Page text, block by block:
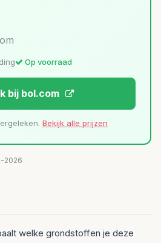
Op voorraad
bij bol.com
Bekijk alle prijzen
2026
welke grondstoffen je deze